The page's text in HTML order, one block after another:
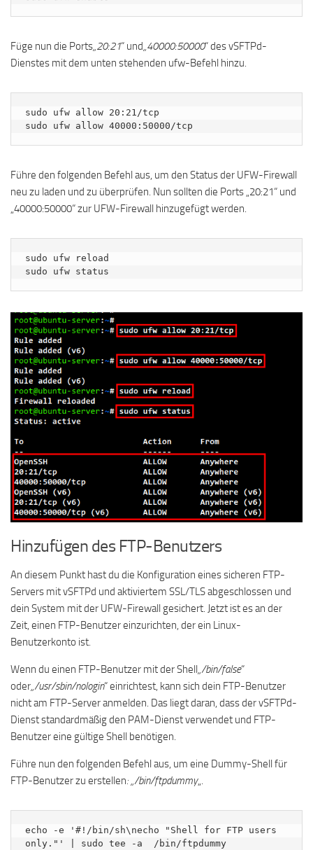
Füge nun die Ports„20:21“ und„40000:50000“ des vSFTPd-
Dienstes mit dem unten stehenden ufw-Befehl hinzu.
sudo ufw allow 20:21/tcp
sudo ufw allow 40000:50000/tcp
Führe den folgenden Befehl aus, um den Status der UFW-Firewall
neu zu laden und zu überprüfen. Nun sollten die Ports „20:21“ und
„40000:50000“ zur UFW-Firewall hinzugefügt werden.
sudo ufw reload
sudo ufw status
Hinzufügen des FTP-Benutzers
An diesem Punkt hast du die Konfiguration eines sicheren FTP-
Servers mit vSFTPd und aktiviertem SSL/TLS abgeschlossen und
dein System mit der UFW-Firewall gesichert. Jetzt ist es an der
Zeit, einen FTP-Benutzer einzurichten, der ein Linux-
Benutzerkonto ist.
Wenn du einen FTP-Benutzer mit der Shell„/bin/false“
oder„/usr/sbin/nologin“ einrichtest, kann sich dein FTP-Benutzer
nicht am FTP-Server anmelden. Das liegt daran, dass der vSFTPd-
Dienst standardmäßig den PAM-Dienst verwendet und FTP-
Benutzer eine gültige Shell benötigen.
Führe nun den folgenden Befehl aus, um eine Dummy-Shell für
FTP-Benutzer zu erstellen: „/bin/ftpdummy„.
echo -e '#!/bin/sh\necho "Shell for FTP users
only."' | sudo tee -a  /bin/ftpdummy